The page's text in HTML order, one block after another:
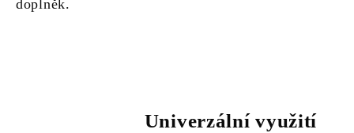
doplněk.
Univerzální využití